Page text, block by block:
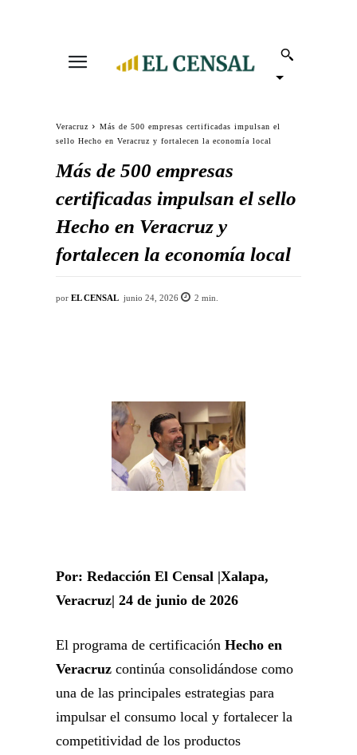
Veracruz
Más de 500 empresas certificadas impulsan el
sello Hecho en Veracruz y fortalecen la economía local
Más de 500 empresas
certificadas impulsan el sello
Hecho en Veracruz y
fortalecen la economía local
por EL CENSAL junio 24, 2026 2 min.
Por: Redacción El Censal |Xalapa,
Veracruz| 24 de junio de 2026
El programa de certificación Hecho en
Veracruz continúa consolidándose como
una de las principales estrategias para
impulsar el consumo local y fortalecer la
competitividad de los productos